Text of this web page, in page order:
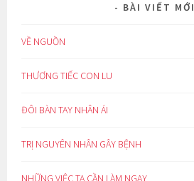
BÀI VIẾT MỚI
VỀ NGUỒN
THƯƠNG TIẾC CON LU
ĐÔI BÀN TAY NHÂN ÁI
TRỊ NGUYÊN NHÂN GÂY BỆNH
NHỮNG VIỆC TA CẦN LÀM NGAY